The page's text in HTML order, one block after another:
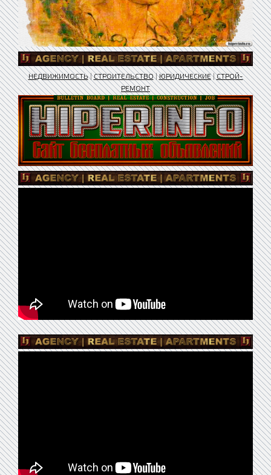
НЕДВИЖИМОСТЬ|СТРОИТЕЛЬСТВО|ЮРИДИЧЕСКИЕ|СТРОЙ-
РЕМОНТ